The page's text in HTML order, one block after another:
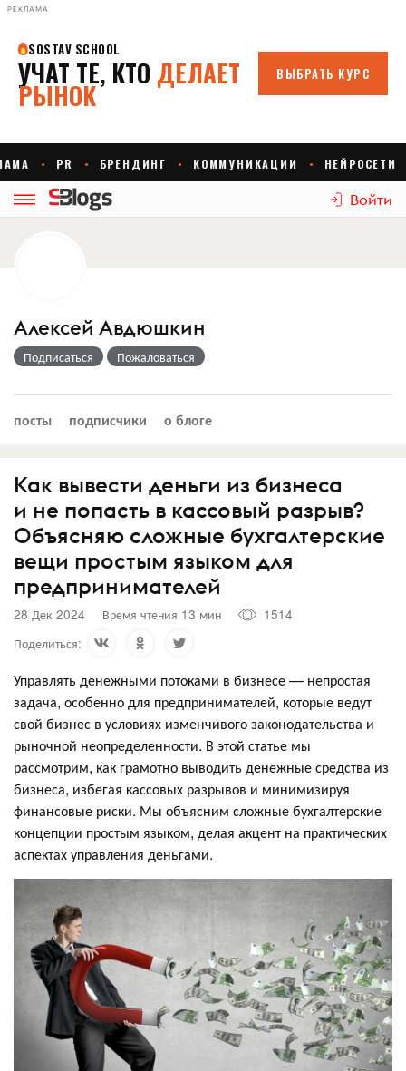
РЕКЛАМА
Войти
Алексей Авдюшкин
Подписаться Пожаловаться
посты подписчики о блоге
Как вывести деньги из бизнеса
и не попасть в кассовый разрыв?
Объясняю сложные бухгалтерские
вещи простым языком для
предпринимателей
28 Дек 2024 Время чтения 13 мин
1514
Поделиться:
Управлять денежными потоками в бизнесе — непростая
задача, особенно для предпринимателей, которые ведут
свой бизнес в условиях изменчивого законодательства и
рыночной неопределенности. В этой статье мы
рассмотрим, как грамотно выводить денежные средства из
бизнеса, избегая кассовых разрывов и минимизируя
финансовые риски. Мы объясним сложные бухгалтерские
концепции простым языком, делая акцент на практических
аспектах управления деньгами.